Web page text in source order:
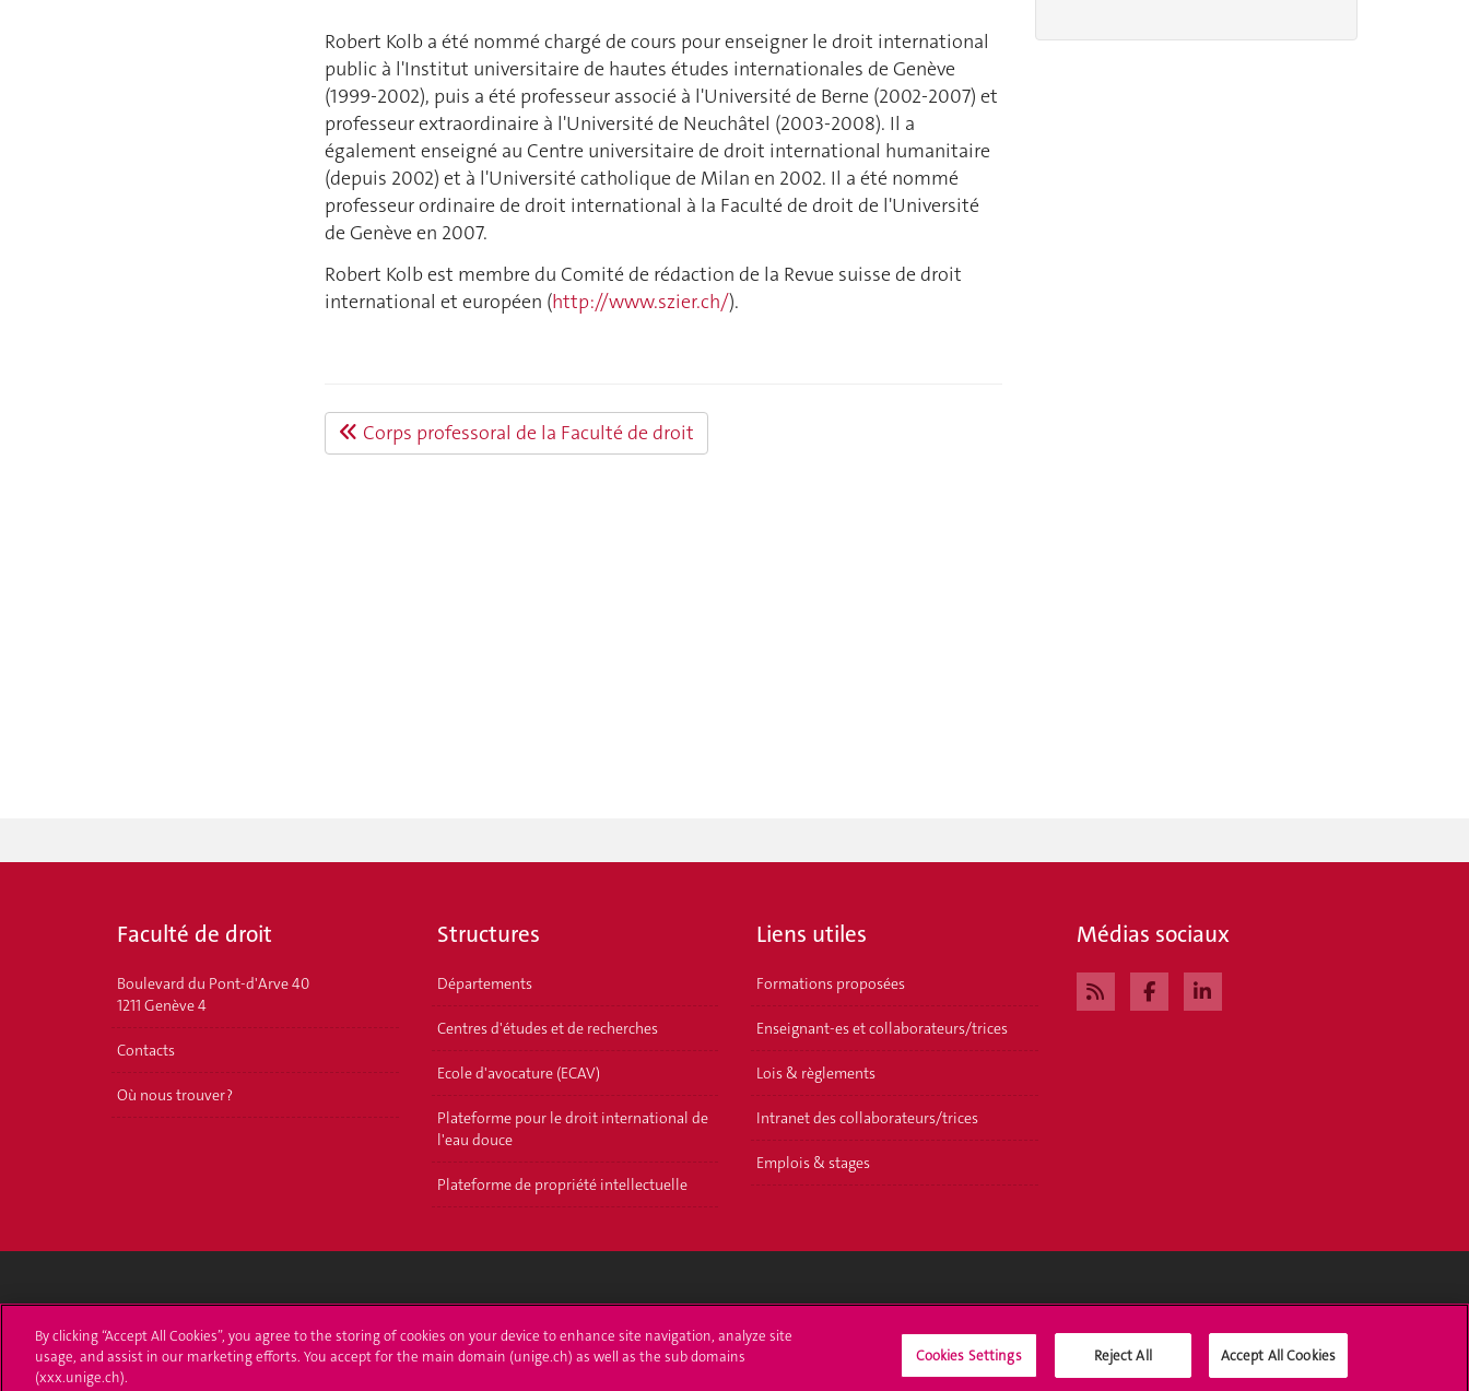
Robert Kolb a été nommé chargé de cours pour enseigner le droit international
public à l'Institut universitaire de hautes études internationales de Genève
(1999-2002), puis a été professeur associé à l'Université de Berne (2002-2007) et
professeur extraordinaire à l'Université de Neuchâtel (2003-2008). Il a
également enseigné au Centre universitaire de droit international humanitaire
(depuis 2002) et à l'Université catholique de Milan en 2002. Il a été nommé
professeur ordinaire de droit international à la Faculté de droit de l'Université
de Genève en 2007.
Robert Kolb est membre du Comité de rédaction de la Revue suisse de droit
international et européen (http://www.szier.ch/).
Corps professoral de la Faculté de droit
Faculté de droit
Boulevard du Pont-d'Arve 40
1211 Genève 4
Contacts
Où nous trouver ?
Structures
Départements
Centres d'études et de recherches
Ecole d'avocature (ECAV)
Plateforme pour le droit international de
l'eau douce
Plateforme de propriété intellectuelle
Liens utiles
Formations proposées
Enseignant-es et collaborateurs/trices
Lois & règlements
Intranet des collaborateurs/trices
Emplois & stages
Médias sociaux
Université de Genève
24 rue du Général-Dufour
S'inscrire à l'UNIGE
Immatriculations
L'UNIGE vous informe
By clicking “Accept All Cookies”, you agree to the storing of cookies on your device to enhance site navigation, analyze site
usage, and assist in our marketing efforts. You accept for the main domain (unige.ch) as well as the sub domains
(xxx.unige.ch).
Cookies Settings Reject All Accept All Cookies